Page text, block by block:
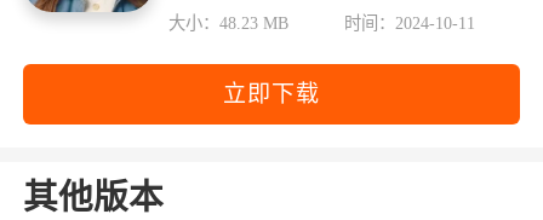
大小：48.23 MB
时间：2024-10-11
立即下载
其他版本